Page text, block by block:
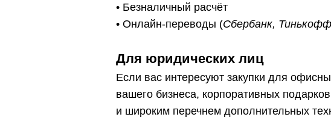
• Безналичный расчёт
• Онлайн-переводы (Сбербанк,
Для юридических лиц
Если вас интересуют закупки для
вашего бизнеса, корпоративных
и широким перечнем дополнительных